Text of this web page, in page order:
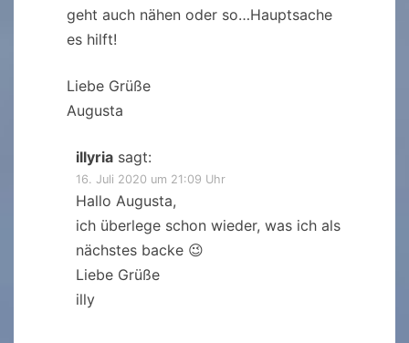
geht auch nähen oder so…Hauptsache
es hilft!
Liebe Grüße
Augusta
illyria sagt:
16. Juli 2020 um 21:09 Uhr
Hallo Augusta,
ich überlege schon wieder, was ich als
nächstes backe 😉
Liebe Grüße
illy